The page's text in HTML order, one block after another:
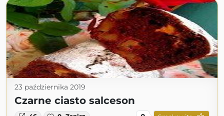
23 października 2019
Czarne ciasto salceson